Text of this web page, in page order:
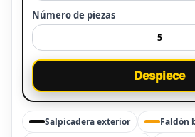
Número de piezas
Despiece
Salpicadera exterior
Faldón